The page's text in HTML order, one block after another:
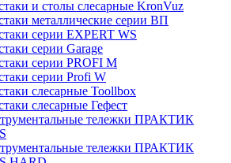
и столы слесарные KronVuz
металлические серии ВП
серии EXPERT WS
серии Garage
серии PROFI M
серии Profi W
слесарные Toollbox
слесарные Гефест
тележки ПРАКТИК
тележки ПРАКТИК